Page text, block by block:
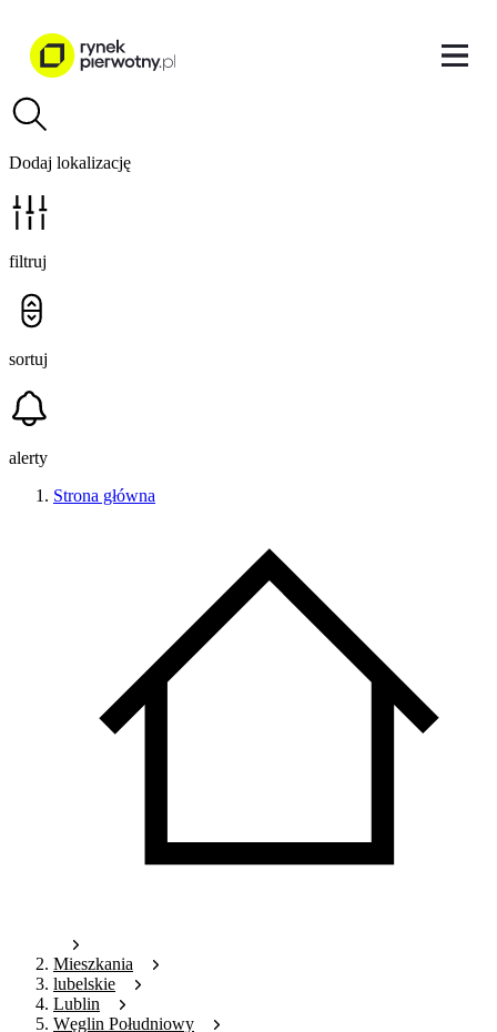
Dodaj lokalizację
filtruj
sortuj
alerty
Strona główna
Mieszkania
lubelskie
Lublin
Węglin Południowy